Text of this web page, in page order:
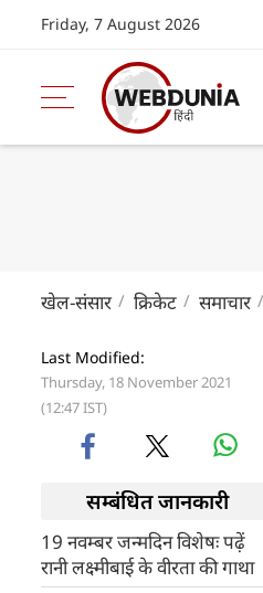
Friday, 7 August 2026
खेल-संसार क्रिकेट समाचार
Last Modified:
Thursday, 18 November 2021
(12:47 IST)
सम्बंधित जानकारी
19 नवम्बर जन्मदिन विशेषः पढ़ें
रानी लक्ष्मीबाई के वीरता की गाथा